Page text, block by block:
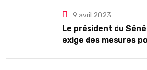
9 avril 2023
Le président du
exige des mesures